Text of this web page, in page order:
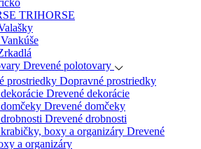
TRIHORSE
Vankúše
Drevené polotovary
Dopravné prostriedky
Drevené dekorácie
Drevené domčeky
Drevené drobnosti
Drevené
a organizáry